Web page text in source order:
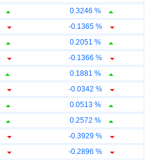
0.3246 %
-0.1365 %
0.2051 %
-0.1366 %
0.1881 %
-0.0342 %
0.0513 %
0.2572 %
-0.3929 %
-0.2896 %